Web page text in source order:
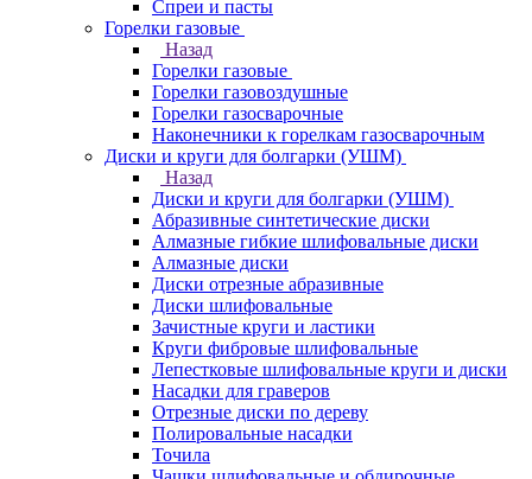
Спреи и пасты
Горелки газовые
Назад
Горелки газовые
Горелки газовоздушные
Горелки газосварочные
Наконечники к горелкам газосварочным
Диски и круги для болгарки (УШМ)
Назад
Диски и круги для болгарки (УШМ)
Абразивные синтетические диски
Алмазные гибкие шлифовальные диски
Алмазные диски
Диски отрезные абразивные
Диски шлифовальные
Зачистные круги и ластики
Круги фибровые шлифовальные
Лепестковые шлифовальные круги и диски
Насадки для граверов
Отрезные диски по дереву
Полировальные насадки
Точила